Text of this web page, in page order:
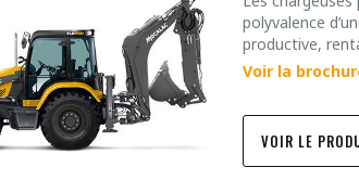
polyvalence
productive,
Voir la
VOIR LE